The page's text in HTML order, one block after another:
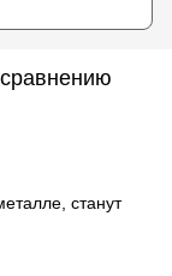
станут